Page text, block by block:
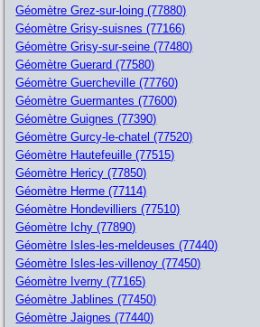
Géomètre Grez-sur-loing (77880)
Géomètre Grisy-suisnes (77166)
Géomètre Grisy-sur-seine (77480)
Géomètre Guerard (77580)
Géomètre Guercheville (77760)
Géomètre Guermantes (77600)
Géomètre Guignes (77390)
Géomètre Gurcy-le-chatel (77520)
Géomètre Hautefeuille (77515)
Géomètre Hericy (77850)
Géomètre Herme (77114)
Géomètre Hondevilliers (77510)
Géomètre Ichy (77890)
Géomètre Isles-les-meldeuses (77440)
Géomètre Isles-les-villenoy (77450)
Géomètre Iverny (77165)
Géomètre Jablines (77450)
Géomètre Jaignes (77440)